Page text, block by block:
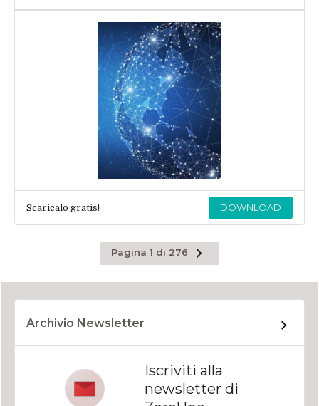
Scaricalo gratis! DOWNLOAD
Pagina 1 di 276
Pagina
successiva
Archivio Newsletter
Iscriviti alla
newsletter di